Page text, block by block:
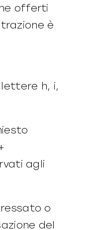
offerti
è
h, i,
agli
o
del